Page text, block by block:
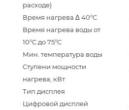
расходе)
Время нагрева Δ 40°С
Время нагрева воды от
10°С до 75°С
Мин. температура воды
Ступени мощности
нагрева, кВт
Тип дисплея
Цифровой дисплей